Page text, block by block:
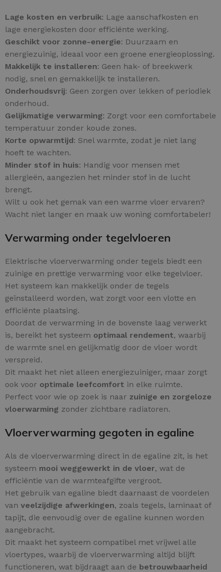
Lage kosten en verbruik: Lage aanschafkosten en
lage energiekosten door efficiënte werking.
Geschikt voor zonne-energie: Duurzaam en
energiezuinig, ideaal voor een groene energieoplossing.
Makkelijk te installeren: Geen hak- of breekwerk
nodig, snel en gemakkelijk te installeren.
Onderhoudsvrij: Geen zorgen over lekken of periodiek
onderhoud.
Gelijkmatige verwarming: Zorgt voor een comfortabele
temperatuur zonder koude zones.
Korte opwarmtijd: Snel warmte, zodat je niet lang
hoeft te wachten.
Minder stof in huis: Handig voor mensen met
allergieën, aangezien het minder stof in de lucht
brengt.
Wilt u ook het gemak van een warme vloer ervaren?
Wacht niet langer en maak uw woning comfortabeler!
Verwarming onder tegelvloeren
Elektrische vloerverwarming onder tegels biedt een
zuinige en prettige verwarming voor elke tegelvloer.
Het systeem kan makkelijk onder de tegels
geïnstalleerd worden, wat zorgt voor een vlotte en
efficiënte plaatsing.
Doordat de verwarming in de bovenste laag verwerkt
is, bereikt het systeem optimaal rendement, waarbij
de warmte snel en gelijkmatig door de vloer wordt
verspreid.
Dit maakt het niet alleen energiezuiniger, maar zorgt
ook voor optimale leefcomfort in elke ruimte.
Perfect voor wie op zoek is naar zuinige en zorgeloze
vloerwarming zonder zichtbare radiatoren.
Vloerverwarming gegoten in egaline
Als de vloerverwarming direct in de egaline zit, is het
systeem mooi weggewerkt in de vloer, wat de
efficiëntie van de warmteafgifte vergroot.
Het gebruik van egaline biedt daarnaast de voordelen
van veelzijdige afwerkingen, zoals tegels, laminaat of
tapijt, die eenvoudig over de egaline kunnen worden
aangebracht.
Dit maakt het systeem compatibel met vrijwel alle
vloertypes, waarbij de vloerverwarming altijd blijft
functioneren, wat bijdraagt aan de betrouwbaarheid